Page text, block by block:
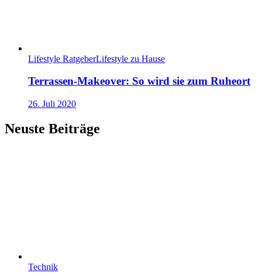
Lifestyle RatgeberLifestyle zu Hause
Terrassen-Makeover: So wird sie zum Ruheort
26. Juli 2020
Neuste Beiträge
Technik